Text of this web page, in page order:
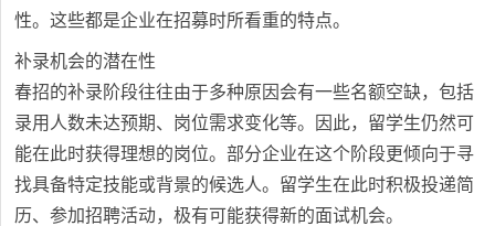
性。这些都是企业在招募时所看重的特点。
补录机会的潜在性
春招的补录阶段往往由于多种原因会有一些名额空缺，包括
录用人数未达预期、岗位需求变化等。因此，留学生仍然可
能在此时获得理想的岗位。部分企业在这个阶段更倾向于寻
找具备特定技能或背景的候选人。留学生在此时积极投递简
历、参加招聘活动，极有可能获得新的面试机会。